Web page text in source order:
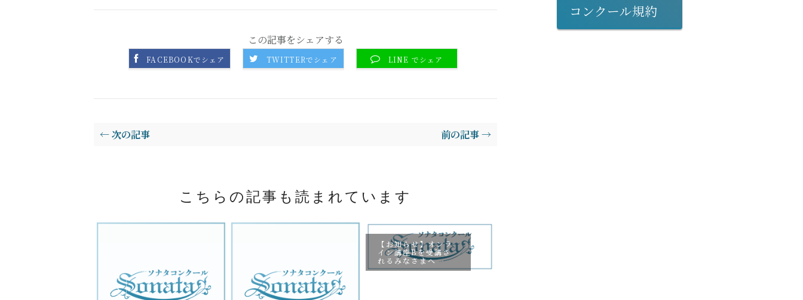
この記事をシェアする
FACEBOOKでシェア TWITTERでシェア LINE でシェア
← 次の記事 前の記事 →
こちらの記事も読まれています
【お知らせ】オンラ
イン講座Ａを受講さ
れるみなさまへ
コンクール規約